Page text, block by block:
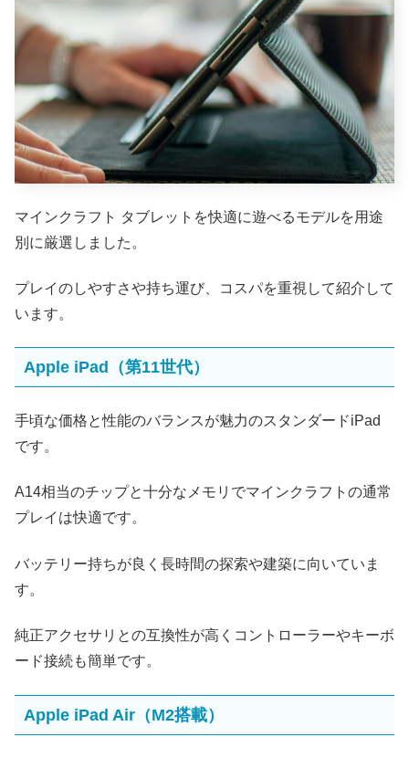
マインクラフト タブレットを快適に遊べるモデルを用途
別に厳選しました。
プレイのしやすさや持ち運び、コスパを重視して紹介して
います。
Apple iPad（第11世代）
手頃な価格と性能のバランスが魅力のスタンダードiPad
です。
A14相当のチップと十分なメモリでマインクラフトの通常
プレイは快適です。
バッテリー持ちが良く長時間の探索や建築に向いていま
す。
純正アクセサリとの互換性が高くコントローラーやキーボ
ード接続も簡単です。
Apple iPad Air（M2搭載）